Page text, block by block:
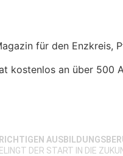
für den Enzkreis,
kostenlos an über 500
DER START IN DIE